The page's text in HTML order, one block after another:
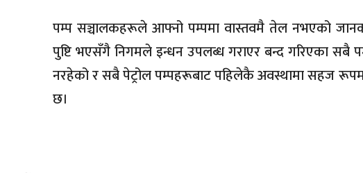
पम्प सञ्चालकहरूले आफ्नो पम्पमा वास्तवमै तेल नभएको
पुष्टि भएसँगै निगमले इन्धन उपलब्ध गराएर बन्द गरिएका
नरहेको र सबै पेट्रोल पम्पहरूबाट पहिलेकै अवस्थामा सहज
छ।